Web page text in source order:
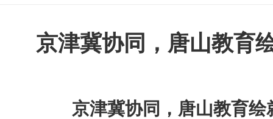
京津冀协同，唐山教育
京津冀协同，唐山教育绘